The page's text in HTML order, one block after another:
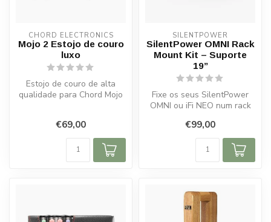
CHORD ELECTRONICS
Mojo 2 Estojo de couro
luxo
Estojo de couro de alta
qualidade para Chord Mojo
€69,00
SILENTPOWER
SilentPower OMNI Rack
Mount Kit – Suporte
19”
Fixe os seus SilentPower
OMNI ou iFi NEO num rack
flexív...
€99,00